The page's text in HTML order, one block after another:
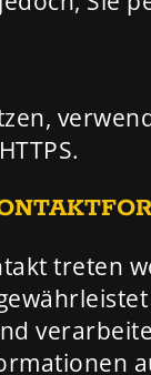
treten